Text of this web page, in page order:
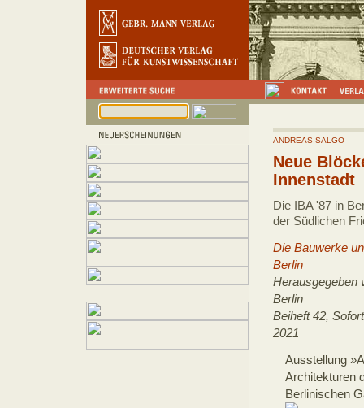
ANDREAS SALGO
Neue
Innenstadt
Die IBA '87 in
der Südlichen
Die Bauwerke
Berlin
Herausgegeben
Berlin
Beiheft 42,
2021
Ausstellung
Architekturen
Berlinischen